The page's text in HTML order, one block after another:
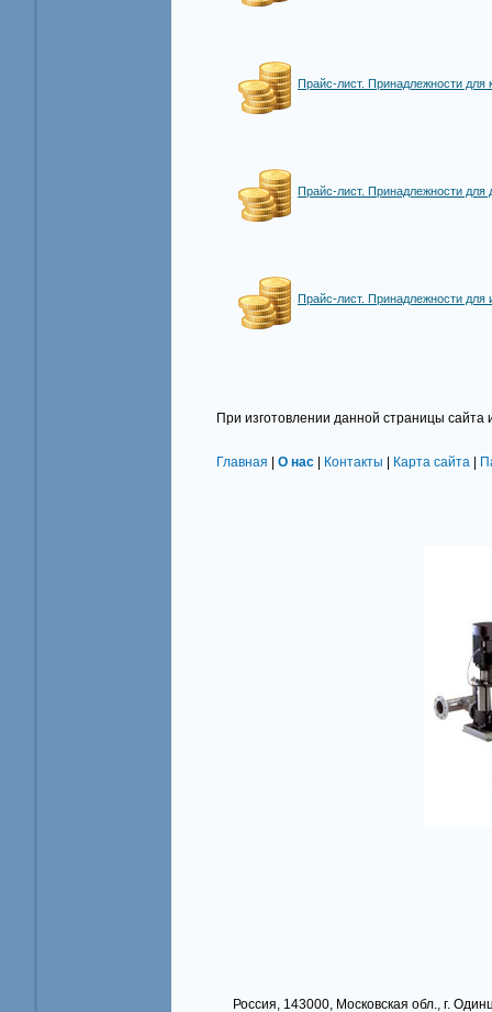
Прайс-лист. Принадлежности
Прайс-лист. Принадлежности
Прайс-лист. Принадлежности
При изготовлении данной страницы
Главная О нас Контакты Карта сайта
Россия, 143000, Московская обл., г.